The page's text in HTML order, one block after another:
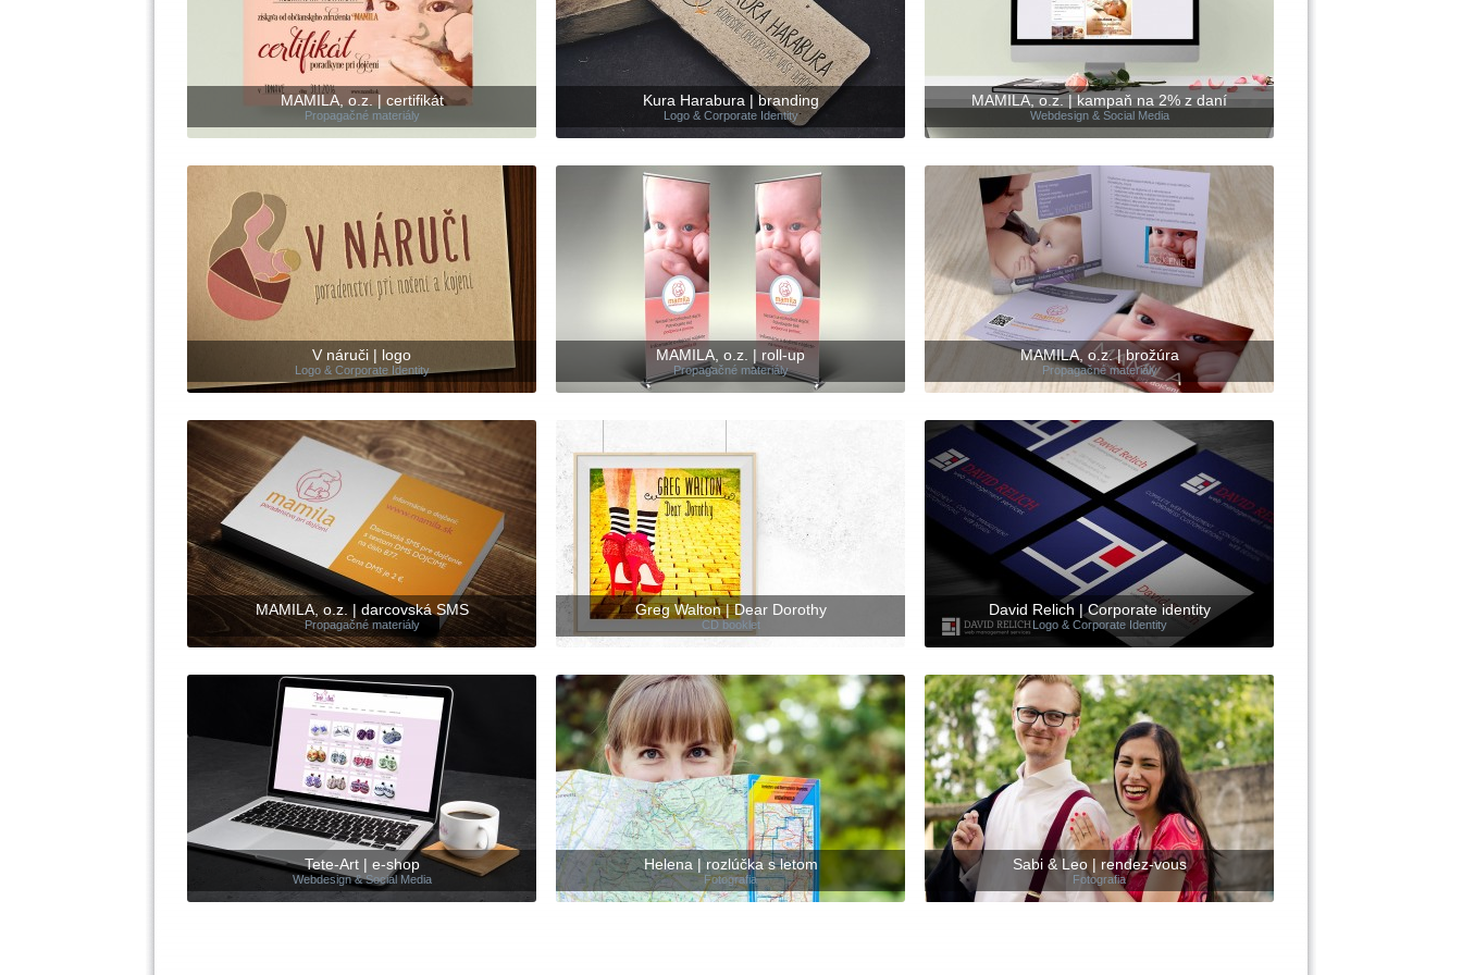
MAMILA, o.z. | certifikát
Propagačné materiály
Kura Harabura | branding
Logo & Corporate Identity
MAMILA, o.z. | kampaň na 2% z daní
Webdesign & Social Media
V náruči | logo
Logo & Corporate Identity
MAMILA, o.z. | roll-up
Propagačné materiály
MAMILA, o.z. | brožúra
Propagačné materiály
MAMILA, o.z. | darcovská SMS
Propagačné materiály
Greg Walton | Dear Dorothy
CD booklet
David Relich | Corporate identity
Logo & Corporate Identity
Tete-Art | e-shop
Webdesign & Social Media
Helena | rozlúčka s letom
Fotografia
Sabi & Leo | rendez-vous
Fotografia